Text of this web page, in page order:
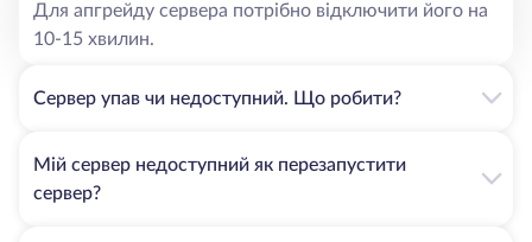
Для апгрейду сервера потрібно відключити його на
10-15 хвилин.
Сервер упав чи недоступний. Що робити?
Мій сервер недоступний як перезапустити
сервер?